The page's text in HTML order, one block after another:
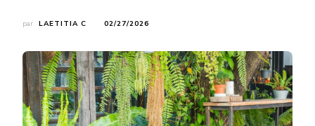
par LAETITIA C 02/27/2026